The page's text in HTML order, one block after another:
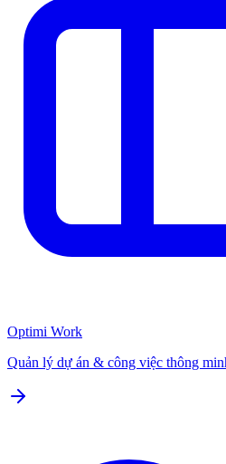
Optimi Work
Quản lý dự án & công việc thông